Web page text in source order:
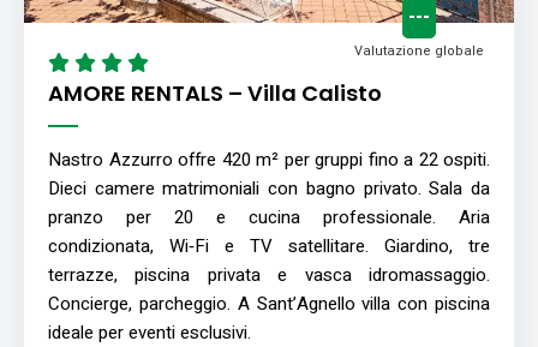
AMORE RENTALS – Villa Calisto
---
Valutazione globale
Nastro Azzurro offre 420 m² per gruppi fino a 22 ospiti.
Dieci camere matrimoniali con bagno privato. Sala da
pranzo per 20 e cucina professionale. Aria
condizionata, Wi‑Fi e TV satellitare. Giardino, tre
terrazze, piscina privata e vasca idromassaggio.
Concierge, parcheggio. A Sant’Agnello villa con piscina
ideale per eventi esclusivi.